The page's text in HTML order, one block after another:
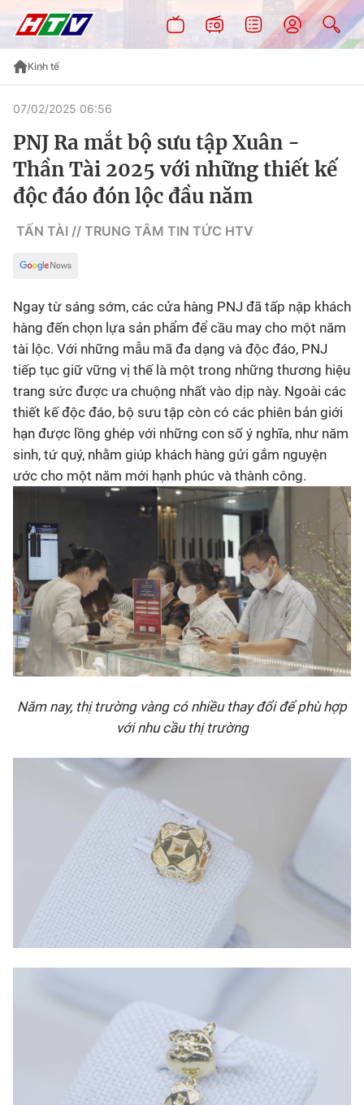
Kinh tế
07/02/2025 06:56
PNJ Ra mắt bộ sưu tập Xuân -
Thần Tài 2025 với những thiết kế
độc đáo đón lộc đầu năm
TẤN TÀI // TRUNG TÂM TIN TỨC HTV
Ngay từ sáng sớm, các cửa hàng PNJ đã tấp nập khách
hàng đến chọn lựa sản phẩm để cầu may cho một năm
tài lộc. Với những mẫu mã đa dạng và độc đáo, PNJ
tiếp tục giữ vững vị thế là một trong những thương hiệu
trang sức được ưa chuộng nhất vào dịp này. Ngoài các
thiết kế độc đáo, bộ sưu tập còn có các phiên bản giới
hạn được lồng ghép với những con số ý nghĩa, như năm
sinh, tứ quý, nhằm giúp khách hàng gửi gắm nguyện
ước cho một năm mới hạnh phúc và thành công.
Năm nay, thị trường vàng có nhiều thay đổi để phù hợp
với nhu cầu thị trường